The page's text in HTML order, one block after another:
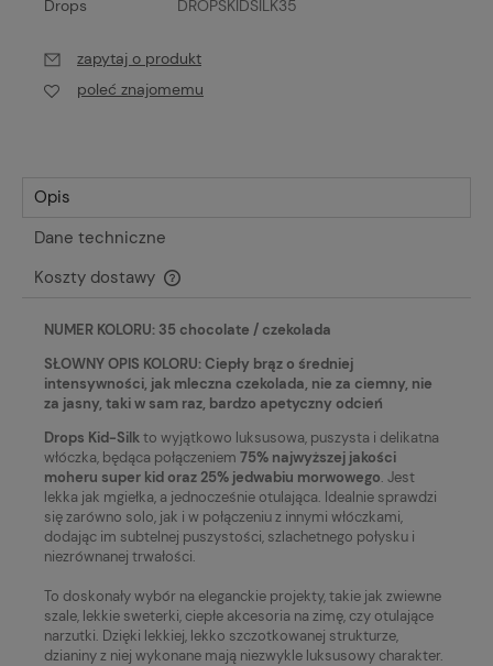
Drops DROPSKIDSILK35
zapytaj o produkt
poleć znajomemu
Opis
Dane techniczne
Koszty dostawy
Cena nie zawiera ewentualnych kosztów płatności
NUMER KOLORU: 35 chocolate / czekolada
SŁOWNY OPIS KOLORU: Ciepły brąz o średniej
intensywności, jak mleczna czekolada, nie za ciemny, nie
za jasny, taki w sam raz, bardzo apetyczny odcień
Drops Kid-Silkto wyjątkowo luksusowa, puszysta i delikatna
włóczka, będąca połączeniem 75% najwyższej jakości
moheru super kid oraz 25% jedwabiu morwowego. Jest
lekka jak mgiełka, a jednocześnie otulająca. Idealnie sprawdzi
się zarówno solo, jak i w połączeniu z innymi włóczkami,
dodając im subtelnej puszystości, szlachetnego połysku i
niezrównanej trwałości.
To doskonały wybór na eleganckie projekty, takie jak zwiewne
szale, lekkie sweterki, ciepłe akcesoria na zimę, czy otulające
narzutki. Dzięki lekkiej, lekko szczotkowanej strukturze,
dzianiny z niej wykonane mają niezwykle luksusowy charakter.